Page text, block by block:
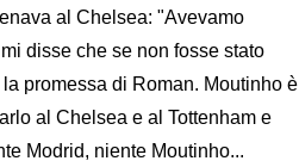
al Chelsea: "Avevamo
disse che se non fosse stato
promessa di Roman. Moutinho è
al Chelsea e al Tottenham e
Modrid, niente Moutinho...